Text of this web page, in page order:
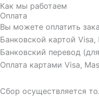
Как мы работаем
Оплата
Вы можете оплатить
Банковской картой
Банковский перевод
Оплата картами Visa,
Сбор осуществляется